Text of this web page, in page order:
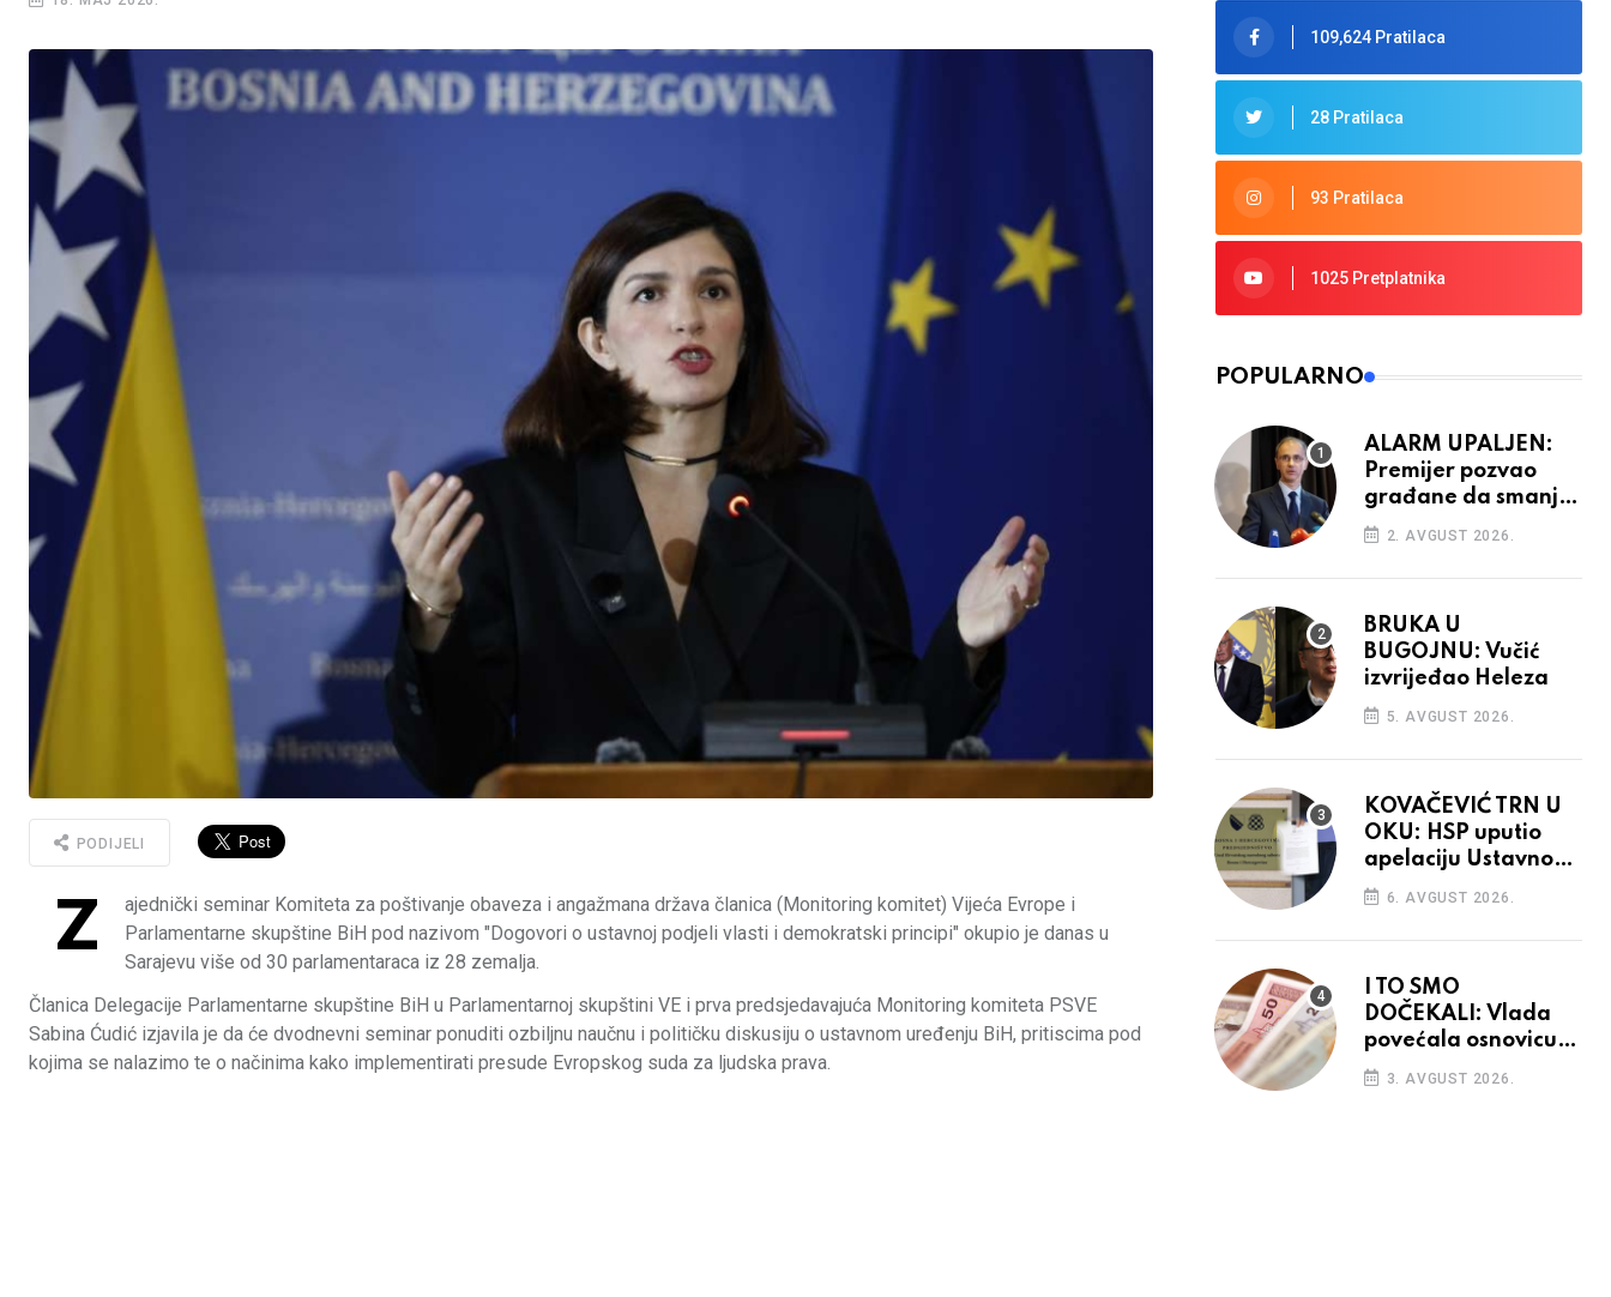
PODIJELI
Z
ajednički seminar Komiteta za poštivanje obaveza i angažmana država članica (Monitoring komitet) Vijeća Evrope i
Parlamentarne skupštine BiH pod nazivom "Dogovori o ustavnoj podjeli vlasti i demokratski principi" okupio je danas u
Sarajevu više od 30 parlamentaraca iz 28 zemalja.
Članica Delegacije Parlamentarne skupštine BiH u Parlamentarnoj skupštini VE i prva predsjedavajuća Monitoring komiteta PSVE
Sabina Ćudić izjavila je da će dvodnevni seminar ponuditi ozbiljnu naučnu i političku diskusiju o ustavnom uređenju BiH, pritiscima pod
kojima se nalazimo te o načinima kako implementirati presude Evropskog suda za ljudska prava.
109,624 Pratilaca
28 Pratilaca
93 Pratilaca
1025 Pretplatnika
POPULARNO
ALARM UPALJEN:
Premijer pozvao
građane da smanje
potrošnju struje
2. AVGUST 2026.
BRUKA U
BUGOJNU: Vučić
izvrijeđao Heleza
5. AVGUST 2026.
KOVAČEVIĆ TRN U
OKU: HSP uputio
apelaciju Ustavnom
sudu BiH
6. AVGUST 2026.
I TO SMO
DOČEKALI: Vlada
povećala osnovicu
za obračun plaća
budžetskim
3. AVGUST 2026.